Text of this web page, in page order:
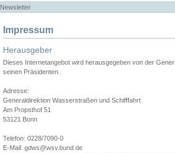
Newsletter
Impressum
Herausgeber
Dieses Internetangebot wird herausgegeben von der
seinen Präsidenten.
Adresse:
Generaldirektion Wasserstraßen und Schifffahrt
Am Propsthof 51
53121 Bonn
Telefon: 0228/7090-0
E-Mail: gdws@wsv.bund.de